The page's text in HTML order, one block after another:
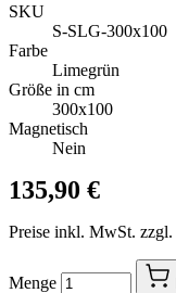
SKU
S-SLG-300x100
Farbe
Limegrün
Größe in cm
300x100
Magnetisch
Nein
135,90 €
Preise inkl. MwSt. zzgl.
Menge